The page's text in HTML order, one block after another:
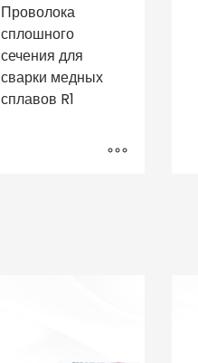
Проволока
сплошного
сечения для
сварки медных
сплавов R1